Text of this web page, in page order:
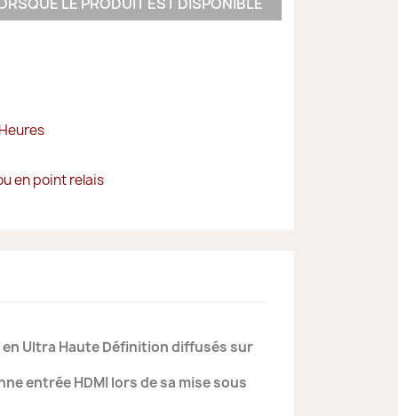
en point relais
en Ultra Haute Définition diffusés sur
entrée HDMI lors de sa mise sous